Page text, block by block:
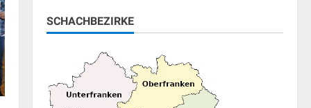
SCHACHBEZIRKE